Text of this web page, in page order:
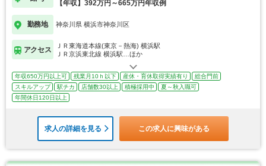
【年収】392万円～665万円年収例
勤務地 神奈川県 横浜市神奈川区
アクセス
ＪＲ東海道本線(東京－熱海) 横浜駅
ＪＲ京浜東北線 横浜駅…ほか
年収650万円以上可 残業月10ｈ以下 産休・育休取得実績有り
総合門前
スキルアップ
駅チカ 店舗数30以上 積極採用中
夏～秋入職可
年間休日120日以上
求人の詳細を見る この求人に興味がある